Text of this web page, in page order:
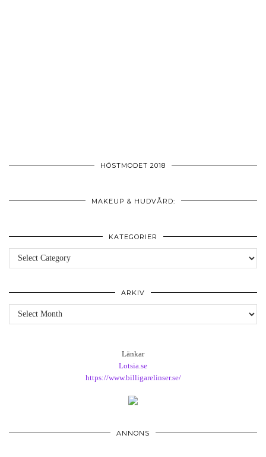
HÖSTMODET 2018
MAKEUP & HUDVÅRD:
KATEGORIER
Kategorier
ARKIV
Arkiv
Länkar
Lotsia.se
https://www.billigarelinser.se/
ANNONS